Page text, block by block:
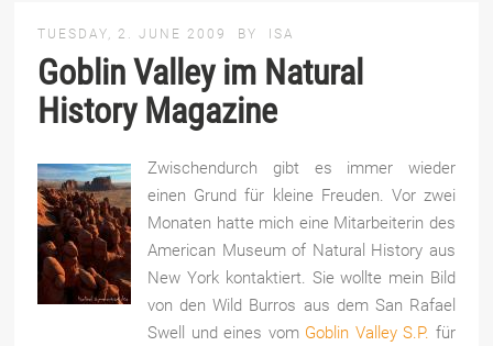
TUESDAY, 2. JUNE 2009 BY ISA
Goblin Valley im Natural
History Magazine
Zwischendurch gibt es immer wieder
einen Grund für kleine Freuden. Vor zwei
Monaten hatte mich eine Mitarbeiterin des
American Museum of Natural History aus
New York kontaktiert. Sie wollte mein Bild
von den Wild Burros aus dem San Rafael
Swell und eines vom Goblin Valley S.P. für